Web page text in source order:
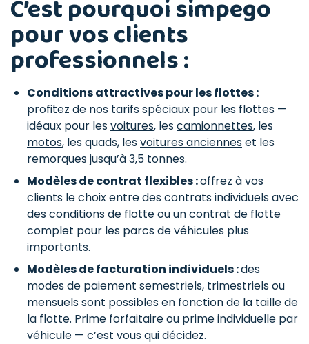
C’est pourquoi simpego
pour vos clients
professionnels :
Conditions attractives pour les flottes :
profitez de nos tarifs spéciaux pour les flottes —
idéaux pour lesvoitures, lescamionnettes, les
motos, les quads, lesvoitures ancienneset les
remorques jusqu’à 3,5 tonnes.
Modèles de contrat flexibles :offrez à vos
clients le choix entre des contrats individuels avec
des conditions de flotte ou un contrat de flotte
complet pour les parcs de véhicules plus
importants.
Modèles de facturation individuels :des
modes de paiement semestriels, trimestriels ou
mensuels sont possibles en fonction de la taille de
la flotte. Prime forfaitaire ou prime individuelle par
véhicule — c’est vous qui décidez.